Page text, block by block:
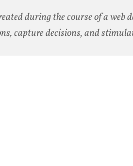
during the course of a web
capture decisions, and